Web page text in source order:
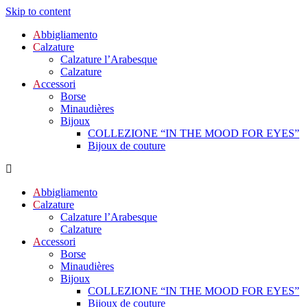
Skip to content
Abbigliamento
Calzature
Calzature l’Arabesque
Calzature
Accessori
Borse
Minaudières
Bijoux
COLLEZIONE “IN THE MOOD FOR EYES”
Bijoux de couture
Abbigliamento
Calzature
Calzature l’Arabesque
Calzature
Accessori
Borse
Minaudières
Bijoux
COLLEZIONE “IN THE MOOD FOR EYES”
Bijoux de couture